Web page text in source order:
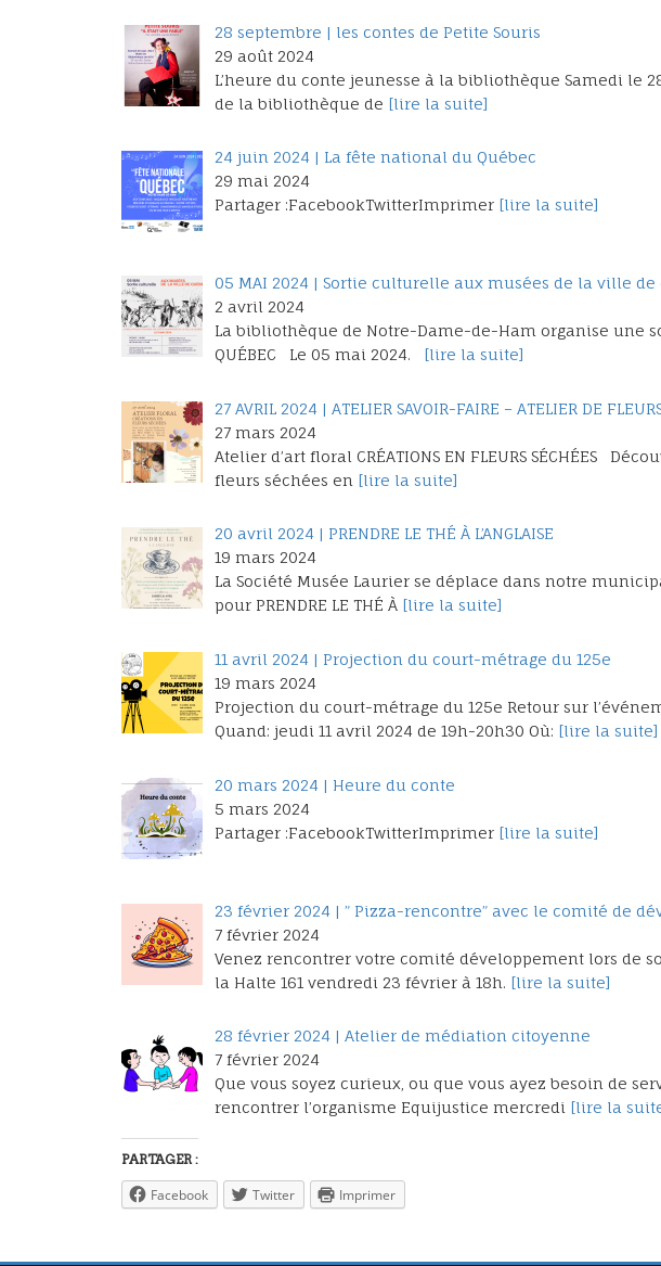
28 septembre | les contes de Petite Souris
29 août 2024
L’heure du conte jeunesse à la bibliothèque Samedi le
de la bibliothèque de [lire la suite]
24 juin 2024 | La fête national du Québec
29 mai 2024
Partager :FacebookTwitterImprimer[lire la suite]
05 MAI 2024 | Sortie culturelle aux musées de la ville de
2 avril 2024
La bibliothèque de Notre-Dame-de-Ham organise une
QUÉBEC Le 05 mai 2024. [lire la suite]
27 AVRIL 2024 | ATELIER SAVOIR-FAIRE – ATELIER DE
27 mars 2024
Atelier d’art floral CRÉATIONS EN FLEURS SÉCHÉES
fleurs séchées en [lire la suite]
20 avril 2024 | PRENDRE LE THÉ À L’ANGLAISE
19 mars 2024
La Société Musée Laurier se déplace dans notre
pour PRENDRE LE THÉ À [lire la suite]
11 avril 2024 | Projection du court-métrage du 125e
19 mars 2024
Projection du court-métrage du 125e Retour sur
Quand: jeudi 11 avril 2024 de 19h-20h30 Où: [lire la suite]
20 mars 2024 | Heure du conte
5 mars 2024
Partager :FacebookTwitterImprimer[lire la suite]
23 février 2024 | ” Pizza-rencontre” avec le comité de
7 février 2024
Venez rencontrer votre comité développement lors de
la Halte 161 vendredi 23 février à 18h. [lire la suite]
28 février 2024 | Atelier de médiation citoyenne
7 février 2024
Que vous soyez curieux, ou que vous ayez besoin de
rencontrer l’organisme Equijustice mercredi [lire la
PARTAGER :
Facebook Twitter Imprimer